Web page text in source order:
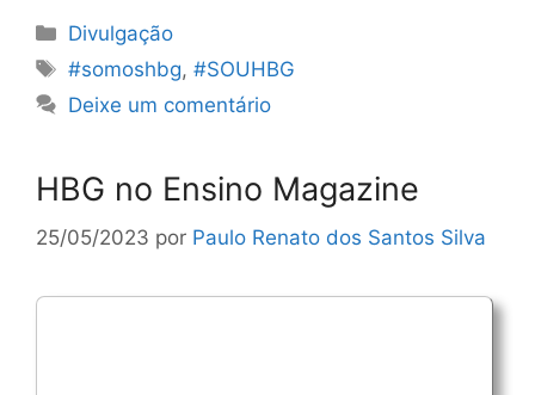
Categorias
Divulgação
Etiquetas
#somoshbg,#SOUHBG
Deixe um comentário
HBG no Ensino Magazine
25/05/2023 por Paulo Renato dos Santos Silva